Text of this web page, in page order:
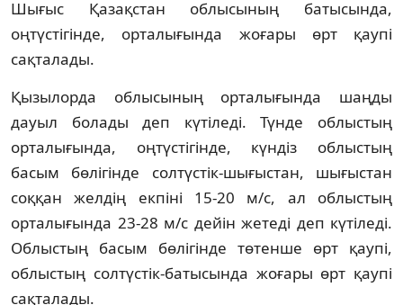
Шығыс Қазақстан облысының батысында,
оңтүстігінде, орталығында жоғары өрт қаупі
сақталады.
Қызылорда облысының орталығында шаңды
дауыл болады деп күтіледі. Түнде облыстың
орталығында, оңтүстігінде, күндіз облыстың
басым бөлігінде солтүстік-шығыстан, шығыстан
соққан желдің екпіні 15-20 м/с, ал облыстың
орталығында 23-28 м/с дейін жетеді деп күтіледі.
Облыстың басым бөлігінде төтенше өрт қаупі,
облыстың солтүстік-батысында жоғары өрт қаупі
сақталады.